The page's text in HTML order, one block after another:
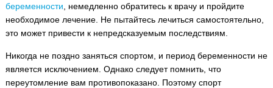
беременности , немедленно обратитесь к врачу и пройдите
необходимое лечение. Не пытайтесь лечиться самостоятельно,
это может привести к непредсказуемым последствиям.
Никогда не поздно заняться спортом, и период беременности не
является исключением. Однако следует помнить, что
переутомление вам противопоказано. Поэтому спорт